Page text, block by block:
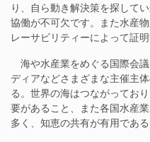
り、自ら動き解決策を探して
協働が不可欠です。また水産
レーサビリティーによって証
海や水産業をめぐる国際会
ディアなどさまざまな主催主
る。世界の海はつながってお
要があること、また各国水産
多く、知恵の共有が有用である